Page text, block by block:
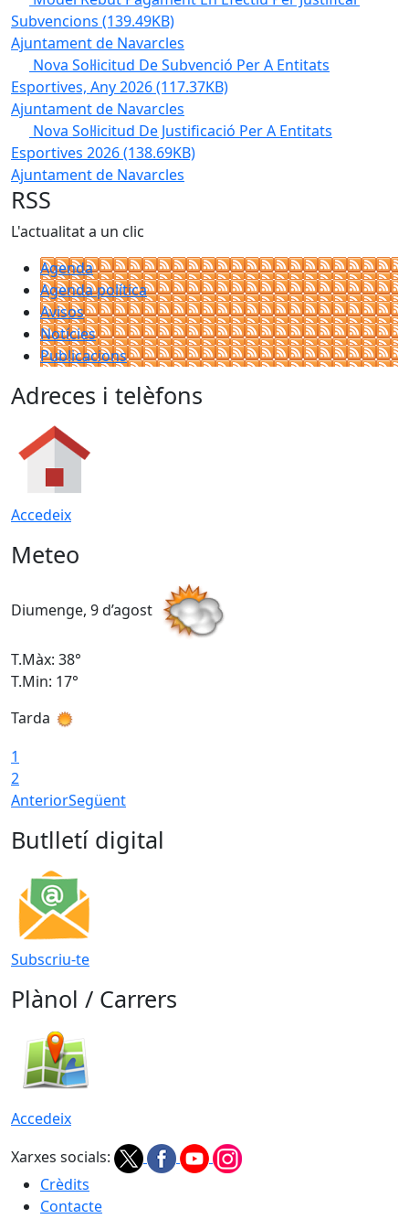
Subvencions (139.49KB)
Ajuntament de Navarcles
Nova Sol·licitud De Subvenció Per A Entitats
Esportives, Any 2026(117.37KB)
Ajuntament de Navarcles
Nova Sol·licitud De Justificació Per A Entitats
Esportives 2026(138.69KB)
Ajuntament de Navarcles
RSS
L'actualitat a un clic
Agenda
Agenda política
Avisos
Notícies
Publicacions
Adreces i telèfons
Accedeix
Meteo
Diumenge, 9 d’agost
T.Màx: 38°
T.Min: 17°
Tarda
1
2
AnteriorSegüent
Butlletí digital
Subscriu-te
Plànol / Carrers
Accedeix
Xarxes socials:
Crèdits
Contacte